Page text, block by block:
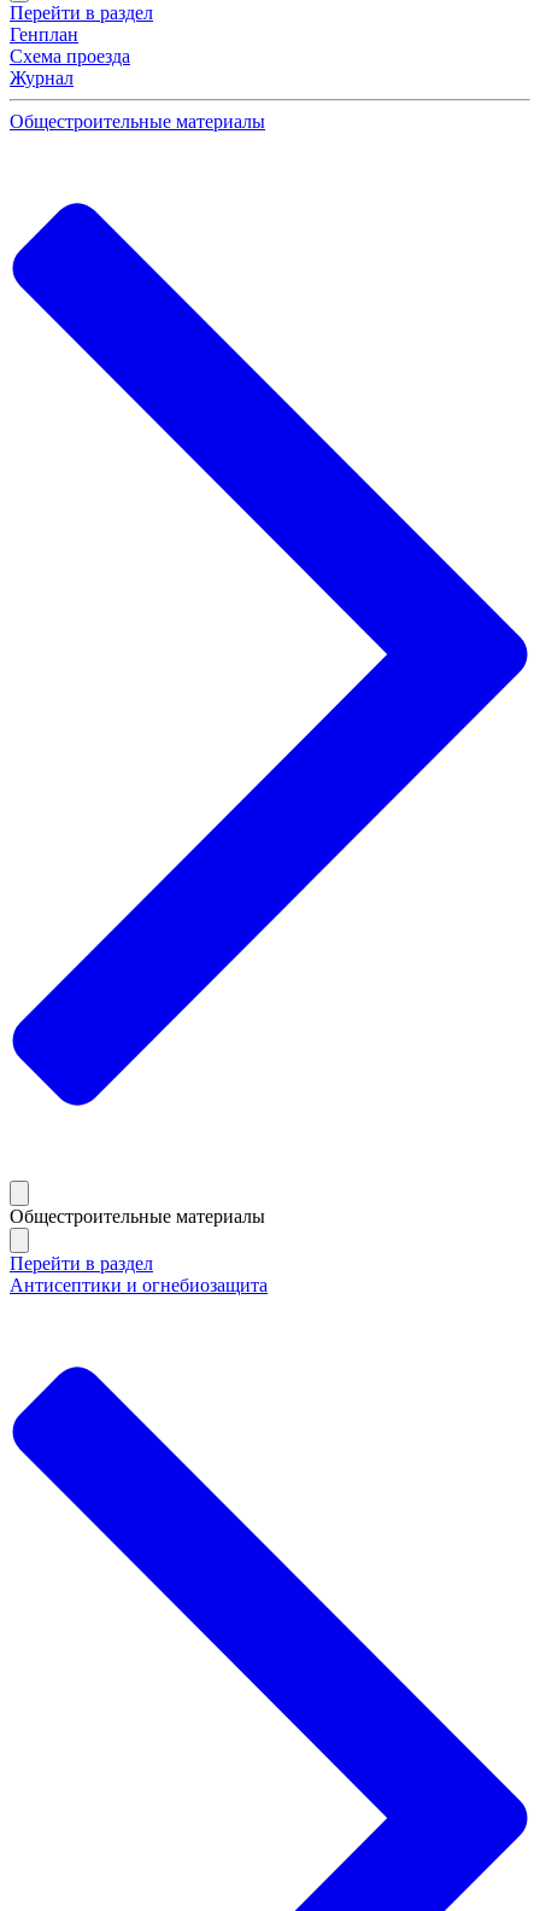
Перейти в раздел
Генплан
Схема проезда
Журнал
Общестроительные материалы
Общестроительные материалы
Перейти в раздел
Антисептики и огнебиозащита